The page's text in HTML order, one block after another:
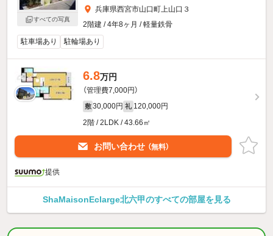
すべての写真
兵庫県西宮市山口町上山口３
2階建 / 4年8ヶ月 / 軽量鉄骨
駐車場あり
駐輪場あり
6.8万円
（管理費7,000円）
敷 30,000円 礼 120,000円
2階 / 2LDK / 43.66㎡
お問い合わせ （無料）
提供
ShaMaisonEclarge北六甲のすべての部屋を見る